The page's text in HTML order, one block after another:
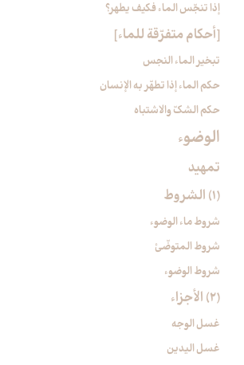
إذا تنجّس الماء فكيف يطهر؟
[أحكام متفرّقة للماء]
تبخير الماء النجس
حكم الماء إذا تطهّر به الإنسان
حكم الشكّ والاشتباه
الوضوء
تمهيد
(1) الشروط
شروط ماء الوضوء
شروط المتوضّئ
شروط الوضوء
(2) الأجزاء
غسل الوجه
غسل اليدين